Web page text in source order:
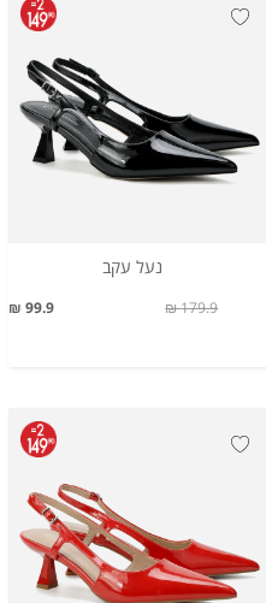
נעל עקב
99.9 ₪ 179.9 ₪